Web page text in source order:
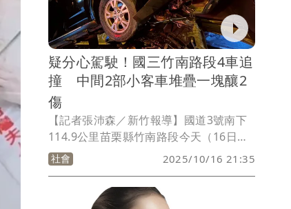
疑分心駕駛！國三竹南路段4車追
撞 中間2部小客車堆疊一塊釀2
傷
【記者張沛森／新竹報導】國道3號南下
114.9公里苗栗縣竹南路段今天（16日）
晚間發生大貨車駕駛疑一時分心追撞前方
回堵車輛釀成4車事故，2名駕駛受傷送
醫，其中被追撞的2部自小客車一度堆疊
在一起，男駕駛一度受困，事故確切原因
社會 2025/10/16 21:35